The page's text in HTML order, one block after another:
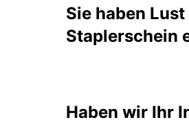
Sie haben
Staplerschein
Haben wir Ihr